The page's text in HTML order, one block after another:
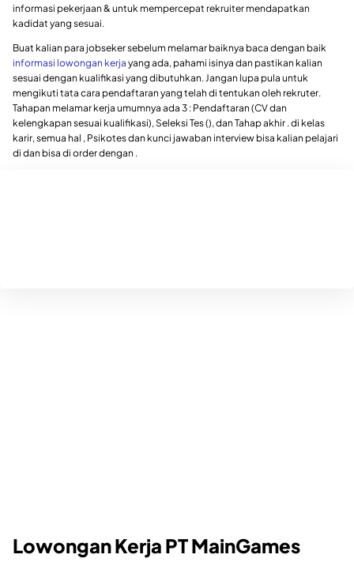
informasi pekerjaan & untuk mempercepat rekruiter mendapatkan
kadidat yang sesuai.
Buat kalian para jobseker sebelum melamar baiknya baca dengan baik
informasi lowongan kerja yang ada, pahami isinya dan pastikan kalian
sesuai dengan kualifikasi yang dibutuhkan. Jangan lupa pula untuk
mengikuti tata cara pendaftaran yang telah di tentukan oleh rekruter.
Tahapan melamar kerja umumnya ada 3 : Pendaftaran (CV dan
kelengkapan sesuai kualifikasi), Seleksi Tes (), dan Tahap akhir . di kelas
karir, semua hal , Psikotes dan kunci jawaban interview bisa kalian pelajari
di dan bisa di order dengan .
Lowongan Kerja PT MainGames